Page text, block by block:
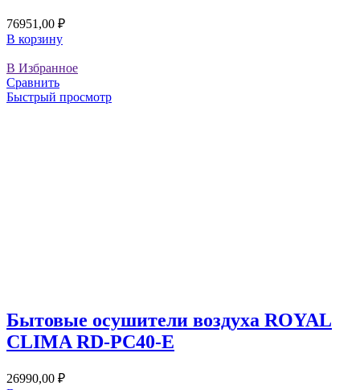
76951,00 ₽
В корзину
В Избранное
Сравнить
Быстрый просмотр
Бытовые осушители воздуха ROYAL
CLIMA RD-PC40-E
26990,00 ₽